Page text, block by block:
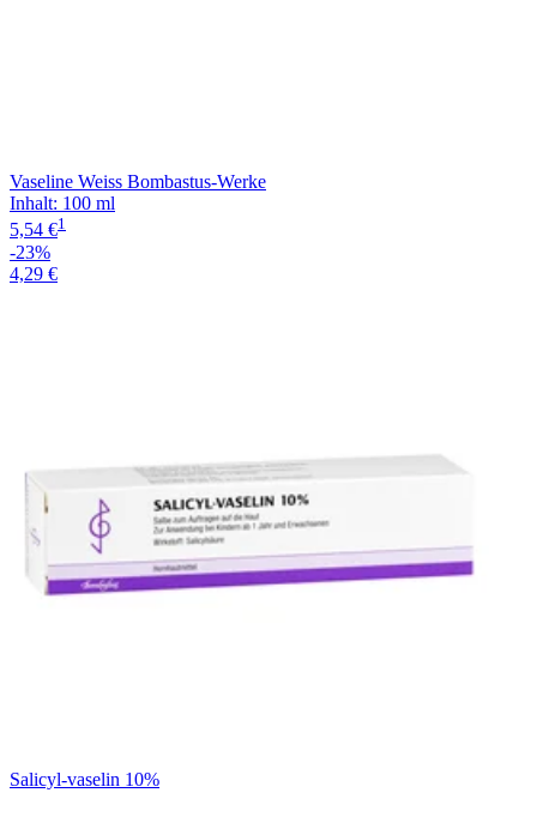
Vaseline Weiss Bombastus-Werke
Inhalt: 100 ml
5,54 €1
-23%
4,29 €
Salicyl-vaselin 10%